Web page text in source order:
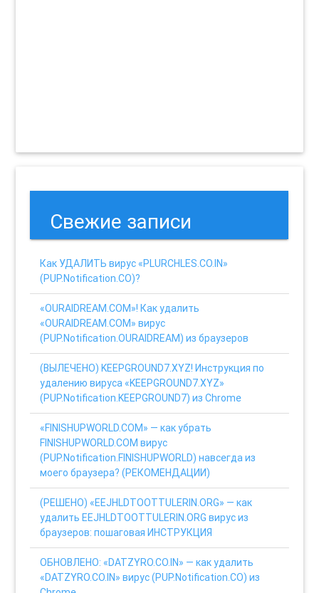
Свежие записи
Как УДАЛИТЬ вирус «PLURCHLES.CO.IN»
(PUP.Notification.CO)?
«OURAIDREAM.COM»! Как удалить
«OURAIDREAM.COM» вирус
(PUP.Notification.OURAIDREAM) из браузеров
(ВЫЛЕЧЕНО) KEEPGROUND7.XYZ! Инструкция по
удалению вируса «KEEPGROUND7.XYZ»
(PUP.Notification.KEEPGROUND7) из Chrome
«FINISHUPWORLD.COM» — как убрать
FINISHUPWORLD.COM вирус
(PUP.Notification.FINISHUPWORLD) навсегда из
моего браузера? (РЕКОМЕНДАЦИИ)
(РЕШЕНО) «EEJHLDTOOTTULERIN.ORG» — как
удалить EEJHLDTOOTTULERIN.ORG вирус из
браузеров: пошаговая ИНСТРУКЦИЯ
ОБНОВЛЕНО: «DATZYRO.CO.IN» — как удалить
«DATZYRO.CO.IN» вирус (PUP.Notification.CO) из